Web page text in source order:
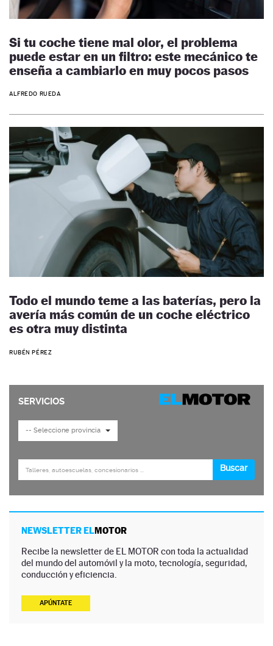
Si tu coche tiene mal olor, el problema
puede estar en un filtro: este mecánico te
enseña a cambiarlo en muy pocos pasos
ALFREDO RUEDA
Todo el mundo teme a las baterías, pero la
avería más común de un coche eléctrico
es otra muy distinta
RUBÉN PÉREZ
NEWSLETTER ELMOTOR
Recibe la newsletter de EL MOTOR con toda la actualidad
del mundo del automóvil y la moto, tecnología, seguridad,
conducción y eficiencia.
APÚNTATE